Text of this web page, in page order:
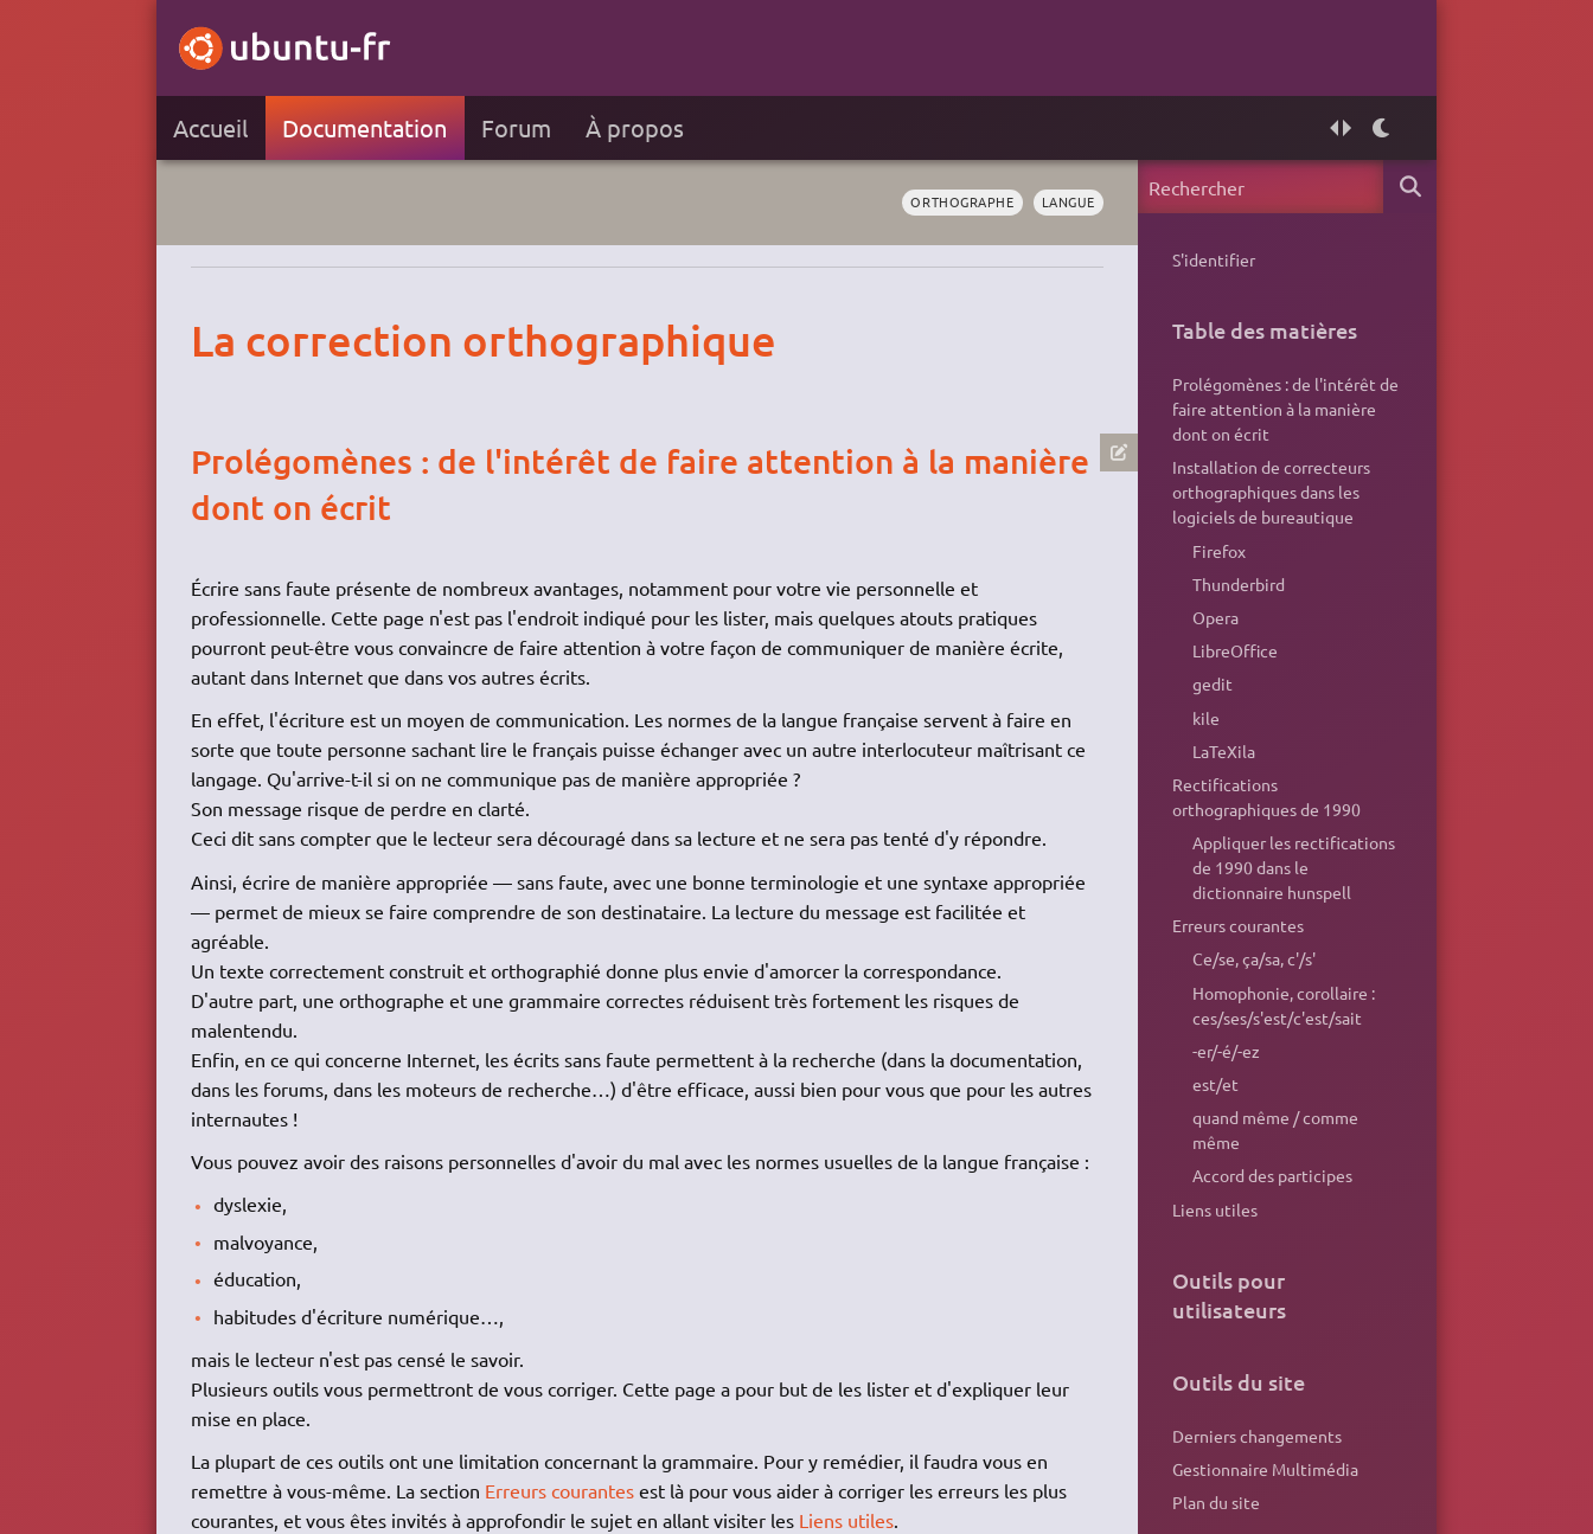
Accueil Documentation Forum À propos
ORTHOGRAPHE LANGUE
La correction orthographique
Prolégomènes : de l'intérêt de faire attention à la manière
dont on écrit
Écrire sans faute présente de nombreux avantages, notamment pour votre vie personnelle et
professionnelle. Cette page n'est pas l'endroit indiqué pour les lister, mais quelques atouts pratiques
pourront peut-être vous convaincre de faire attention à votre façon de communiquer de manière écrite,
autant dans Internet que dans vos autres écrits.
En effet, l'écriture est un moyen de communication. Les normes de la langue française servent à faire en
sorte que toute personne sachant lire le français puisse échanger avec un autre interlocuteur maîtrisant ce
langage. Qu'arrive-t-il si on ne communique pas de manière appropriée ?
Son message risque de perdre en clarté.
Ceci dit sans compter que le lecteur sera découragé dans sa lecture et ne sera pas tenté d'y répondre.
Ainsi, écrire de manière appropriée — sans faute, avec une bonne terminologie et une syntaxe appropriée
— permet de mieux se faire comprendre de son destinataire. La lecture du message est facilitée et
agréable.
Un texte correctement construit et orthographié donne plus envie d'amorcer la correspondance.
D'autre part, une orthographe et une grammaire correctes réduisent très fortement les risques de
malentendu.
Enfin, en ce qui concerne Internet, les écrits sans faute permettent à la recherche (dans la documentation,
dans les forums, dans les moteurs de recherche…) d'être efficace, aussi bien pour vous que pour les autres
internautes !
Vous pouvez avoir des raisons personnelles d'avoir du mal avec les normes usuelles de la langue française :
dyslexie,
malvoyance,
éducation,
habitudes d'écriture numérique…,
mais le lecteur n'est pas censé le savoir.
Plusieurs outils vous permettront de vous corriger. Cette page a pour but de les lister et d'expliquer leur
mise en place.
La plupart de ces outils ont une limitation concernant la grammaire. Pour y remédier, il faudra vous en
remettre à vous-même. La section Erreurs courantesest là pour vous aider à corriger les erreurs les plus
courantes, et vous êtes invités à approfondir le sujet en allant visiter les Liens utiles.
S'identifier
Table des matières
Prolégomènes : de l'intérêt de
faire attention à la manière
dont on écrit
Installation de correcteurs
orthographiques dans les
logiciels de bureautique
Firefox
Thunderbird
Opera
LibreOffice
gedit
kile
LaTeXila
Rectifications
orthographiques de 1990
Appliquer les rectifications
de 1990 dans le
dictionnaire hunspell
Erreurs courantes
Ce/se, ça/sa, c'/s'
Homophonie, corollaire :
ces/ses/s'est/c'est/sait
-er/-é/-ez
est/et
quand même / comme
même
Accord des participes
Liens utiles
Outils pour
utilisateurs
Outils du site
Derniers changements
Gestionnaire Multimédia
Plan du site